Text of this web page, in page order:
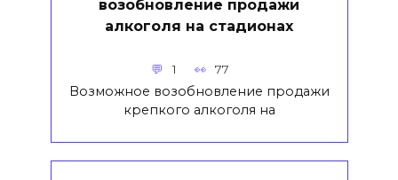
возобновление продажи
алкоголя на стадионах
1 77
Возможное возобновление продажи
крепкого алкоголя на